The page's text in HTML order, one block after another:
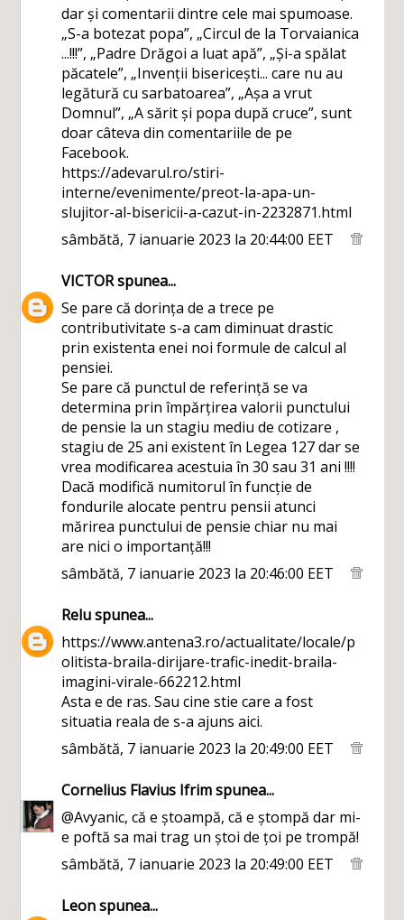
dar și comentarii dintre cele mai spumoase.
„S-a botezat popa”, „Circul de la Torvaianica
...!!!”, „Padre Drăgoi a luat apă”, „Și-a spălat
păcatele”, „Invenții bisericești... care nu au
legătură cu sarbatoarea”, „Așa a vrut
Domnul”, „A sărit și popa după cruce”, sunt
doar câteva din comentariile de pe
Facebook.
https://adevarul.ro/stiri-
interne/evenimente/preot-la-apa-un-
slujitor-al-bisericii-a-cazut-in-2232871.html
sâmbătă, 7 ianuarie 2023 la 20:44:00 EET
VICTORspunea...
Se pare că dorința de a trece pe
contributivitate s-a cam diminuat drastic
prin existenta enei noi formule de calcul al
pensiei.
Se pare că punctul de referință se va
determina prin împărțirea valorii punctului
de pensie la un stagiu mediu de cotizare ,
stagiu de 25 ani existent în Legea 127 dar se
vrea modificarea acestuia în 30 sau 31 ani !!!!
Dacă modifică numitorul în funcție de
fondurile alocate pentru pensii atunci
mărirea punctului de pensie chiar nu mai
are nici o importanță!!!
sâmbătă, 7 ianuarie 2023 la 20:46:00 EET
Reluspunea...
https://www.antena3.ro/actualitate/locale/p
olitista-braila-dirijare-trafic-inedit-braila-
imagini-virale-662212.html
Asta e de ras. Sau cine stie care a fost
situatia reala de s-a ajuns aici.
sâmbătă, 7 ianuarie 2023 la 20:49:00 EET
Cornelius Flavius Ifrimspunea...
@Avyanic, că e ștoampă, că e ștompă dar mi-
e poftă sa mai trag un ștoi de țoi pe trompă!
sâmbătă, 7 ianuarie 2023 la 20:49:00 EET
Leonspunea...